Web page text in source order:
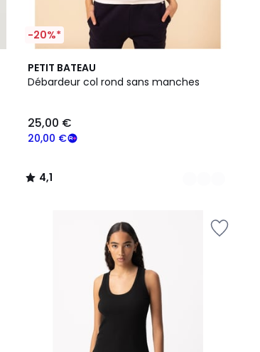
-20%*
PETIT BATEAU
Débardeur col rond sans manches
20,00 €
25,00 €
4,1
/ 5
3
Couleurs
4,1
/